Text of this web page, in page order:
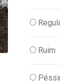
JUSTIÇA
Ruim